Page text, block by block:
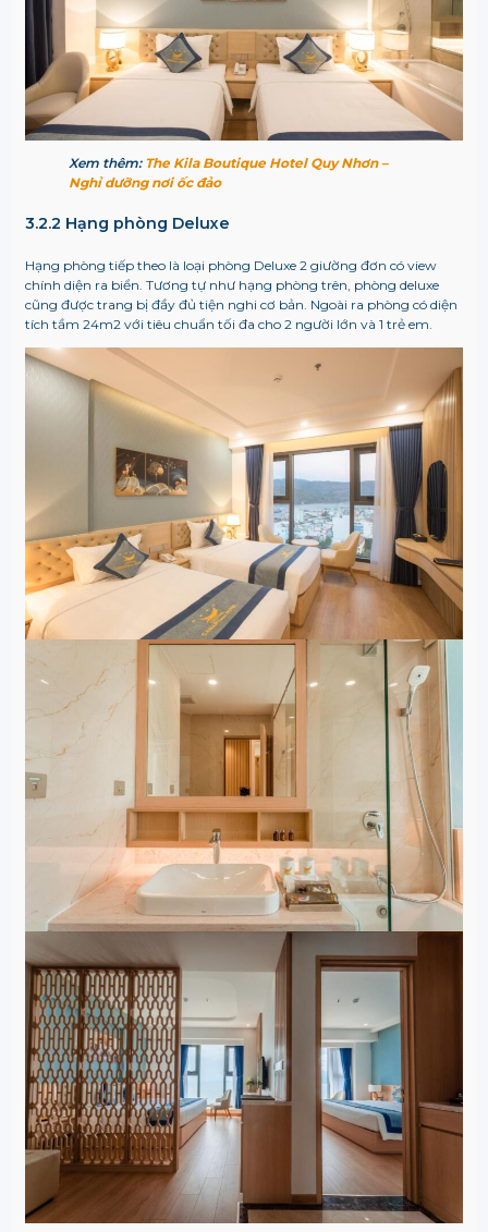
Xem thêm: The Kila Boutique Hotel Quy Nhơn –
Nghỉ dưỡng nơi ốc đảo
3.2.2 Hạng phòng Deluxe
Hạng phòng tiếp theo là loại phòng Deluxe 2 giường đơn có view
chính diện ra biển. Tương tự như hạng phòng trên, phòng deluxe
cũng được trang bị đầy đủ tiện nghi cơ bản. Ngoài ra phòng có diện
tích tầm 24m2 với tiêu chuẩn tối đa cho 2 người lớn và 1 trẻ em.